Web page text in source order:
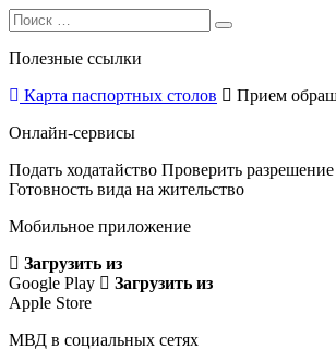
Search
for:
Search
Полезные ссылки
Карта паспортных столов
Прием
Онлайн-сервисы
Подать ходатайство Проверить
Готовность вида на жительство
Мобильное приложение
Загрузить из
Google Play
Загрузить из
Apple Store
МВД в социальных сетях